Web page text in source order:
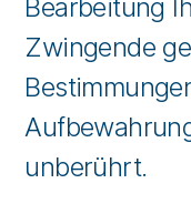
Bearbeitung
Zwingende
unberührt.